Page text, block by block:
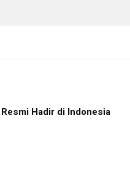
Hadir di Indonesia